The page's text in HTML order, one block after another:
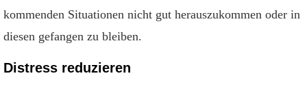
kommenden Situationen nicht gut herauszukommen oder in
diesen gefangen zu bleiben.
Distress reduzieren